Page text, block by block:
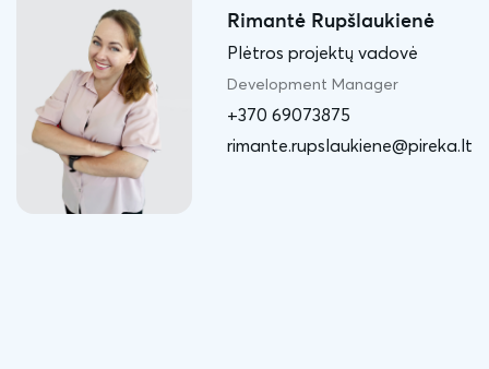
Rimantė Rupšlaukienė
Plėtros projektų vadovė
Development Manager
+370 69073875
rimante.rupslaukiene@pireka.lt